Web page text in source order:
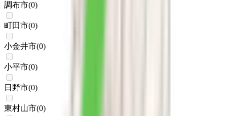
調布市(0)
町田市(0)
小金井市(0)
小平市(0)
日野市(0)
東村山市(0)